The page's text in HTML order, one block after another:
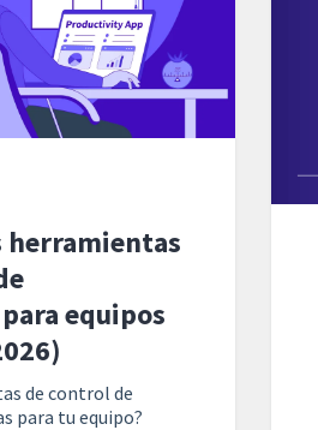
herramientas
equipos
de control de
para tu equipo?